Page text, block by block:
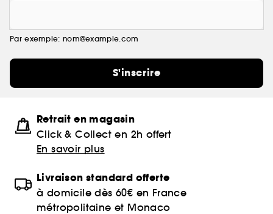
Par exemple: nom@example.com
S'inscrire
Retrait en magasin
Click & Collect en 2h offert
En savoir plus
Livraison standard offerte
à domicile dès 60€ en France
métropolitaine et Monaco